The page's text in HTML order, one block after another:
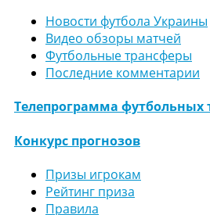
Новости футбола Украины
Видео обзоры матчей
Футбольные трансферы
Последние комментарии
Телепрограмма футбольных
Конкурс прогнозов
Призы игрокам
Рейтинг приза
Правила